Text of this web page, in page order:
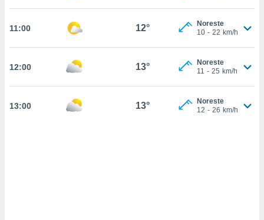
nuestros
como
11:00 12°
Noreste
10 - 22 km/h
12:00 13°
Noreste
11 - 25 km/h
13:00 13°
Noreste
12 - 26 km/h